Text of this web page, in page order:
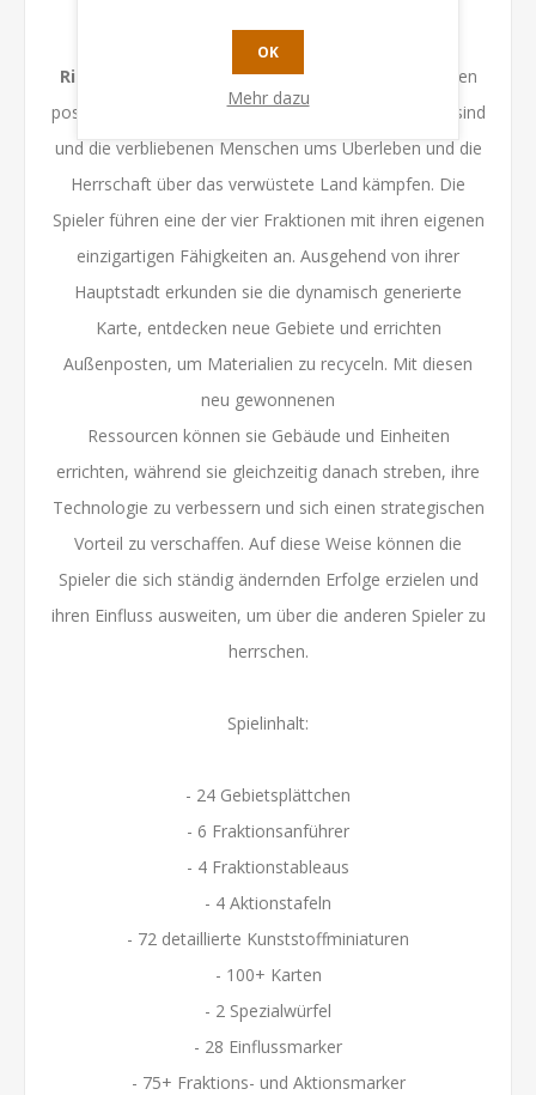
Rise of the Wastelandsspielt in einer futuristischen
postapokalyptischen Welt, in der Ressourcen knapp sind
und die verbliebenen Menschen ums Überleben und die
Herrschaft über das verwüstete Land kämpfen. Die
Spieler führen eine der vier Fraktionen mit ihren eigenen
einzigartigen Fähigkeiten an. Ausgehend von ihrer
Hauptstadt erkunden sie die dynamisch generierte
Karte, entdecken neue Gebiete und errichten
Außenposten, um Materialien zu recyceln. Mit diesen
neu gewonnenen
Ressourcen können sie Gebäude und Einheiten
errichten, während sie gleichzeitig danach streben, ihre
Technologie zu verbessern und sich einen strategischen
Vorteil zu verschaffen. Auf diese Weise können die
Spieler die sich ständig ändernden Erfolge erzielen und
ihren Einfluss ausweiten, um über die anderen Spieler zu
herrschen.
Spielinhalt:
- 24 Gebietsplättchen
- 6 Fraktionsanführer
- 4 Fraktionstableaus
- 4 Aktionstafeln
- 72 detaillierte Kunststoffminiaturen
- 100+ Karten
- 2 Spezialwürfel
- 28 Einflussmarker
- 75+ Fraktions- und Aktionsmarker
OK
Mehr dazu